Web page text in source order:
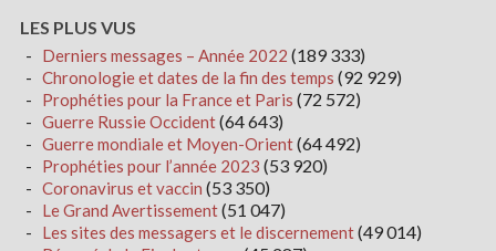
LES PLUS VUS
Derniers messages – Année 2022 (189 333)
Chronologie et dates de la fin des temps (92 929)
Prophéties pour la France et Paris (72 572)
Guerre Russie Occident(64 643)
Guerre mondiale et Moyen-Orient(64 492)
Prophéties pour l’année 2023 (53 920)
Coronavirus et vaccin (53 350)
Le Grand Avertissement(51 047)
Les sites des messagers et le discernement(49 014)